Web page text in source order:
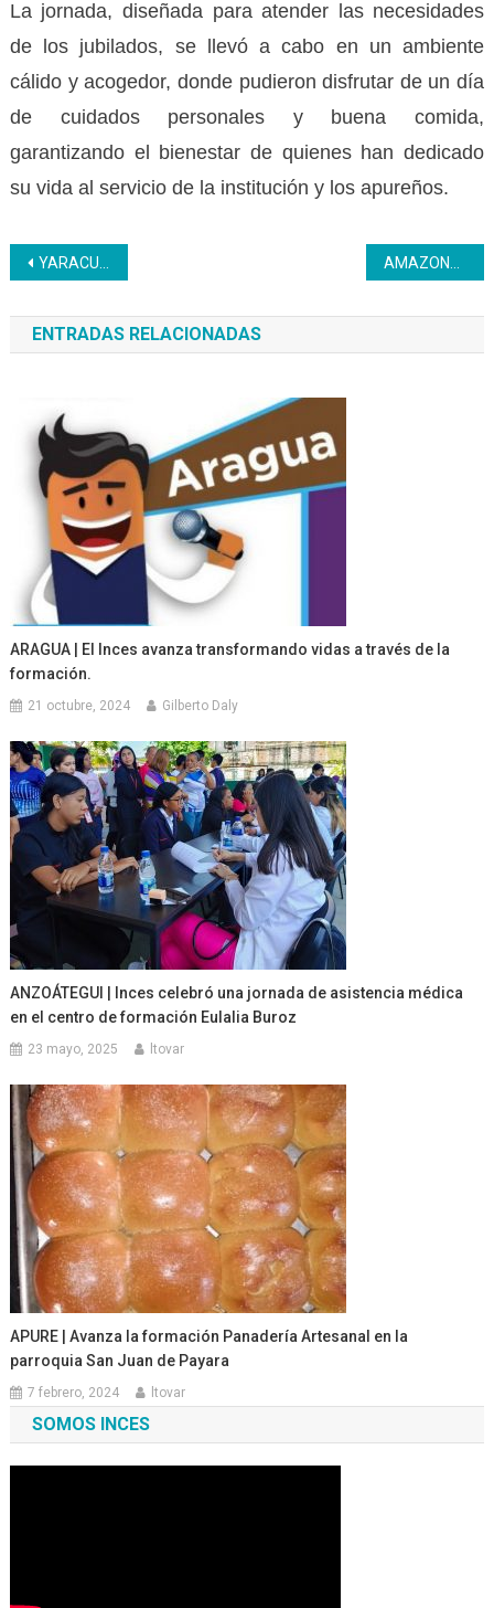
La jornada, diseñada para atender las necesidades
de los jubilados, se llevó a cabo en un ambiente
cálido y acogedor, donde pudieron disfrutar de un día
de cuidados personales y buena comida,
garantizando el bienestar de quienes han dedicado
su vida al servicio de la institución y los apureños.
Navegación
de
entradas
YARACUY | Desmontaje de motor realizan participantes de UC Mecánica Automotriz
ENTRADAS RELACIONADAS
ARAGUA | El Inces avanza transformando vidas a través de la
formación.
21 octubre, 2024 Gilberto Daly
ANZOÁTEGUI | Inces celebró una jornada de asistencia médica
en el centro de formación Eulalia Buroz
23 mayo, 2025 ltovar
APURE | Avanza la formación Panadería Artesanal en la
parroquia San Juan de Payara
7 febrero, 2024 ltovar
SOMOS INCES